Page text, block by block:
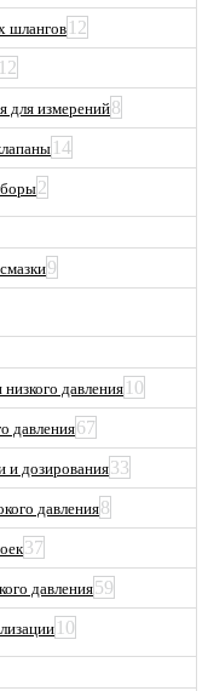
шлангов 12
12
для измерений8
14
2
9
давления 10
давления67
и дозирования33
давления8
37
давления59
10